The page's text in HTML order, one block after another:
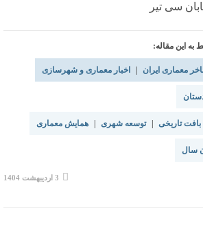
سی تیر
این مقاله:
معماری ایران اخبار معماری و شهرسازی
بافت تاریخی توسعه شهری همایش معماری
سال
نوشته
منتشر
3 اردیبهشت 1404